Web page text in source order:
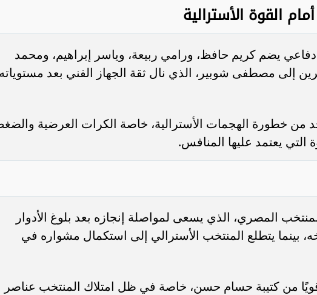
القوة الأسترالية
يضم كريم حافظ، ورامي ربيعة، وياسر إبراهيم، ومحمد
إلى مصطفى شوبير، الذي نال ثقة الجهاز الفني بعد
من خطورة الهجمات الأسترالية، خاصة الكرات العرضية
التي يعتمد عليها المنافس.
المصري، الذي يسعى لمواصلة إنجازه بعد بلوغ الأدوار
بينما يتطلع المنتخب الأسترالي إلى استكمال مشواره في
قويًا من كتيبة حسام حسن، خاصة في ظل امتلاك المنتخب عناصر